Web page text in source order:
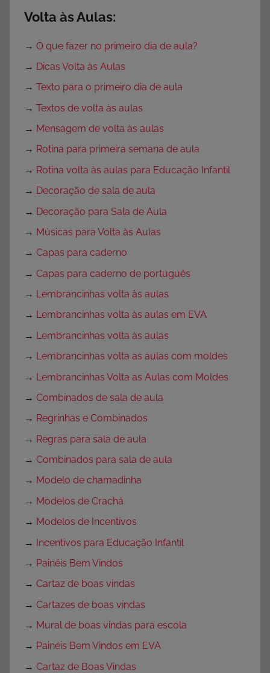
Volta às Aulas:
→ O que fazer no primeiro dia de aula?
→ Dicas Volta às Aulas
→ Texto para o primeiro dia de aula
→ Textos de volta às aulas
→ Mensagem de volta às aulas
→ Rotina para primeira semana de aula
→ Rotina volta às aulas para Educação Infantil
→ Decoração de sala de aula
→ Decoração para Sala de Aula
→ Músicas para Volta às Aulas
→ Capas para caderno
→ Capas para caderno de português
→ Lembrancinhas volta às aulas
→ Lembrancinhas volta às aulas em EVA
→ Lembrancinhas volta às aulas
→ Lembrancinhas volta as aulas com moldes
→ Lembrancinhas Volta as Aulas com Moldes
→ Combinados de sala de aula
→ Regrinhas e Combinados
→ Regras para sala de aula
→ Combinados para sala de aula
→ Modelo de chamadinha
→ Modelos de Crachá
→ Modelos de Incentivos
→ Incentivos para Educação Infantil
→ Painéis Bem Vindos
→ Cartaz de boas vindas
→ Cartazes de boas vindas
→ Mural de boas vindas para escola
→ Painéis Bem Vindos em EVA
→ Cartaz de Boas Vindas